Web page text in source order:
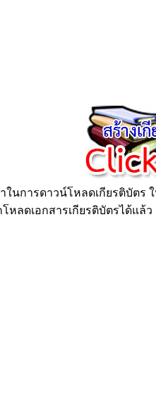
นการดาวน์โหลดเกียรติบัตร
หลดเอกสารเกียรติบัตรได้แล้